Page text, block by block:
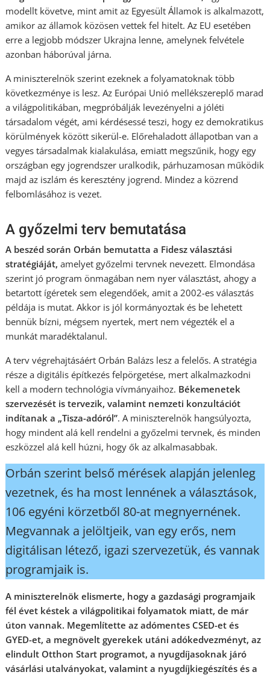
modellt követve, mint amit az Egyesült Államok is alkalmazott,
amikor az államok közösen vettek fel hitelt. Az EU esetében
erre a legjobb módszer Ukrajna lenne, amelynek felvétele
azonban háborúval járna.
A miniszterelnök szerint ezeknek a folyamatoknak több
következménye is lesz. Az Európai Unió mellékszereplő marad
a világpolitikában, megpróbálják levezényelni a jóléti
társadalom végét, ami kérdésessé teszi, hogy ez demokratikus
körülmények között sikerül-e. Előrehaladott állapotban van a
vegyes társadalmak kialakulása, emiatt megszűnik, hogy egy
országban egy jogrendszer uralkodik, párhuzamosan működik
majd az iszlám és keresztény jogrend. Mindez a közrend
felbomlásához is vezet.
A győzelmi terv bemutatása
A beszéd során Orbán bemutatta a Fidesz választási
stratégiáját,amelyet győzelmi tervnek nevezett. Elmondása
szerint jó program önmagában nem nyer választást, ahogy a
betartott ígéretek sem elegendőek, amit a 2002-es választás
példája is mutat. Akkor is jól kormányoztak és be lehetett
bennük bízni, mégsem nyertek, mert nem végezték el a
munkát maradéktalanul.
A terv végrehajtásáért Orbán Balázs lesz a felelős. A stratégia
része a digitális építkezés felpörgetése, mert alkalmazkodni
kell a modern technológia vívmányaihoz. Békemenetek
szervezését is tervezik, valamint nemzeti konzultációt
indítanak a „Tisza-adóról”. A miniszterelnök hangsúlyozta,
hogy mindent alá kell rendelni a győzelmi tervnek, és minden
eszközzel alá kell húzni, hogy ők az alkalmasabbak.
Orbán szerint belső mérések alapján jelenleg
vezetnek, és ha most lennének a választások,
106 egyéni körzetből 80-at megnyernének.
Megvannak a jelöltjeik, van egy erős, nem
digitálisan létező, igazi szervezetük, és vannak
programjaik is.
A miniszterelnök elismerte, hogy a gazdasági programjaik
fél évet késtek a világpolitikai folyamatok miatt, de már
úton vannak. Megemlítette az adómentes CSED-et és
GYED-et, a megnövelt gyerekek utáni adókedvezményt, az
elindult Otthon Start programot, a nyugdíjasoknak járó
vásárlási utalványokat, valamint a nyugdíjkiegészítés és a